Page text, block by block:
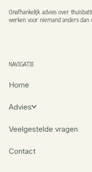
NAVIGATIE
Onafhankelijk advies over
werken voor niemand anders dan
Home
Advies
Veelgestelde vragen
Contact